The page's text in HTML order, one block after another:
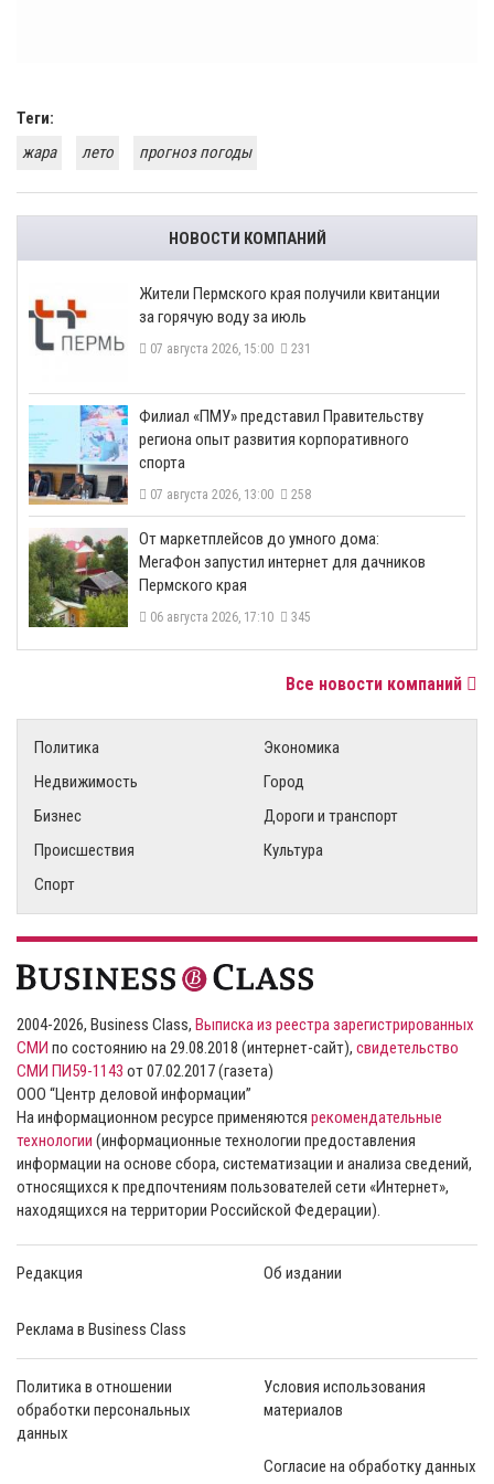
Теги:
жара
лето прогноз погоды
НОВОСТИ КОМПАНИЙ
​Жители Пермского края получили квитанции
за горячую воду за июль
07 августа 2026, 15:00 231
​Филиал «ПМУ» представил Правительству
региона опыт развития корпоративного
спорта
07 августа 2026, 13:00 258
От маркетплейсов до умного дома:
МегаФон запустил интернет для дачников
Пермского края
06 августа 2026, 17:10 345
Все новости компаний
Политика
Экономика
Недвижимость
Город
Бизнес
Дороги и транспорт
Происшествия
Культура
Спорт
2004-2026, Business Class, Выписка из реестра зарегистрированных
СМИ по состоянию на 29.08.2018 (интернет-сайт), свидетельство
СМИ ПИ59-1143 от 07.02.2017 (газета)
ООО “Центр деловой информации”
На информационном ресурсе применяются рекомендательные
технологии (информационные технологии предоставления
информации на основе сбора, систематизации и анализа сведений,
относящихся к предпочтениям пользователей сети «Интернет»,
находящихся на территории Российской Федерации).
Редакция Об издании
Реклама в Business Class
Политика в отношении
обработки персональных
данных
Условия использования
материалов
Согласие на обработку данных